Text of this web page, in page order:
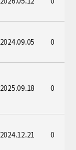
2024.09.05 0
2025.09.18 0
2024.12.21 0